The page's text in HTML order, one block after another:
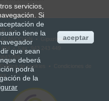
servicios,
Si
de
tiene la
que sean
deberá
podrá
de la
aceptar
S.L.
ANDOAIN • Gipuzkoa
494 • Fax: 943 243 449
Política de cookies